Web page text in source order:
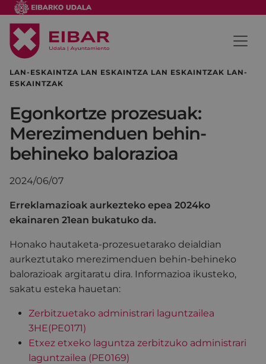
LAN-ESKAINTZA LAN ESKAINTZA LAN ESKAINTZAK LAN-
ESKAINTZAK
Egonkortze prozesuak:
Merezimenduen behin-
behineko balorazioa
2024/06/07
Erreklamazioak aurkezteko epea 2024ko
ekainaren 21ean bukatuko da.
Honako hautaketa-prozesuetarako deialdian
aurkeztutako merezimenduen behin-behineko
balorazioak argitaratu dira. Informazioa ikusteko,
sakatu esteka hauetan:
Zerbitzuetako administrari laguntzailea
3HE(PE0171)
Etxez etxeko laguntza zerbitzuko administrari
laguntzailea (PE0169)